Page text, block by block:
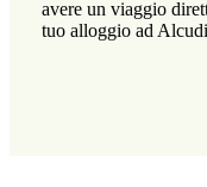
avere un viaggio
tuo alloggio ad